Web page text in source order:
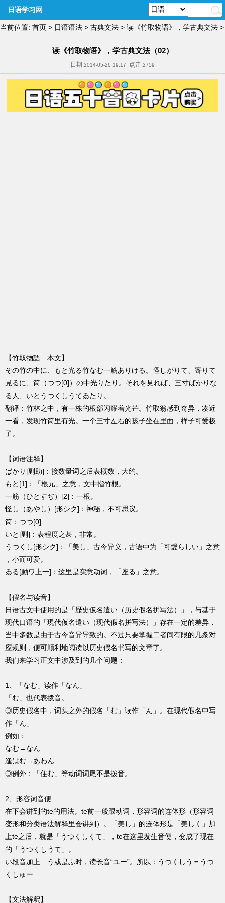
日语学习网
当前位置: 首页 > 日语语法 > 古典文法 > 读《竹取物语》，学古典文法 >
读《竹取物语》，学古典文法（02）
日期:2014-05-26 19:17 点击:2759
【竹取物語 本文】
その竹の中に、もと光る竹なむ一筋ありける。怪しがりて、寄りて
見るに、筒（つつ[0]）の中光りたり。それを見れば、三寸ばかりな
る人、いとうつくしうてゐたり。
翻译：竹林之中，有一株的根部闪耀着光芒。竹取翁感到奇异，凑近
一看，发现竹筒里有光。一个三寸左右的孩子坐在里面，样子可爱极
了。
【词语注释】
ばかり[副助]：接数量词之后表概数，大约。
もと[1]：「根元」之意，文中指竹根。
一筋（ひとすぢ）[2]：一根。
怪し（あやし）[形シク]：神秘，不可思议。
筒：つつ[0]
いと[副]：表程度之甚，非常。
うつくし[形シク]：「美し」古今异义，古语中为「可愛らしい」之意
，小而可爱。
ゐる[動ワ上一]：这里是实意动词，「座る」之意。
【假名与读音】
日语古文中使用的是「歴史仮名遣い（历史假名拼写法）」，与基于
现代口语的「現代仮名遣い（现代假名拼写法）」存在一定的差异，
当中多数是由于古今音异导致的。不过只要掌握二者间有限的几条对
应规则，便可顺利地阅读以历史假名书写的文章了。
我们来学习正文中涉及到的几个问题：
1、「なむ」读作「なん」
「む」也代表拨音。
◎历史假名中，词头之外的假名「む」读作「ん」。在现代假名中写
作「ん」
例如：
なむ→なん
逢はむ→あわん
◎例外：「住む」等动词词尾不是拨音。
2、形容词音便
在下会讲到的te的用法。te前一般跟动词，形容词的连体形（形容词
变形和分类语法解释里会讲到）。「美し」的连体形是「美しく」加
上te之后，就是「うつくしくて」，te在这里发生音便，变成了现在
的「うつくしうて」。
い段音加上 う或是ふ时，读长音“ユー”。所以：うつくしう＝うつ
くしゅー
【文法解釈】